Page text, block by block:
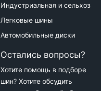
Индустриальная и сельхоз
Легковые шины
Автомобильные диски
Остались вопросы?
Хотите помощь в подборе
шин? Хотите обсудить